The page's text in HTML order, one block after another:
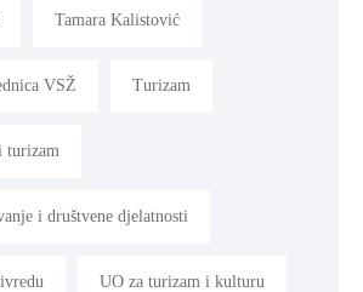
Tamara Kalistović
VSŽ Turizam
turizam
i društvene djelatnosti
UO za turizam i kulturu